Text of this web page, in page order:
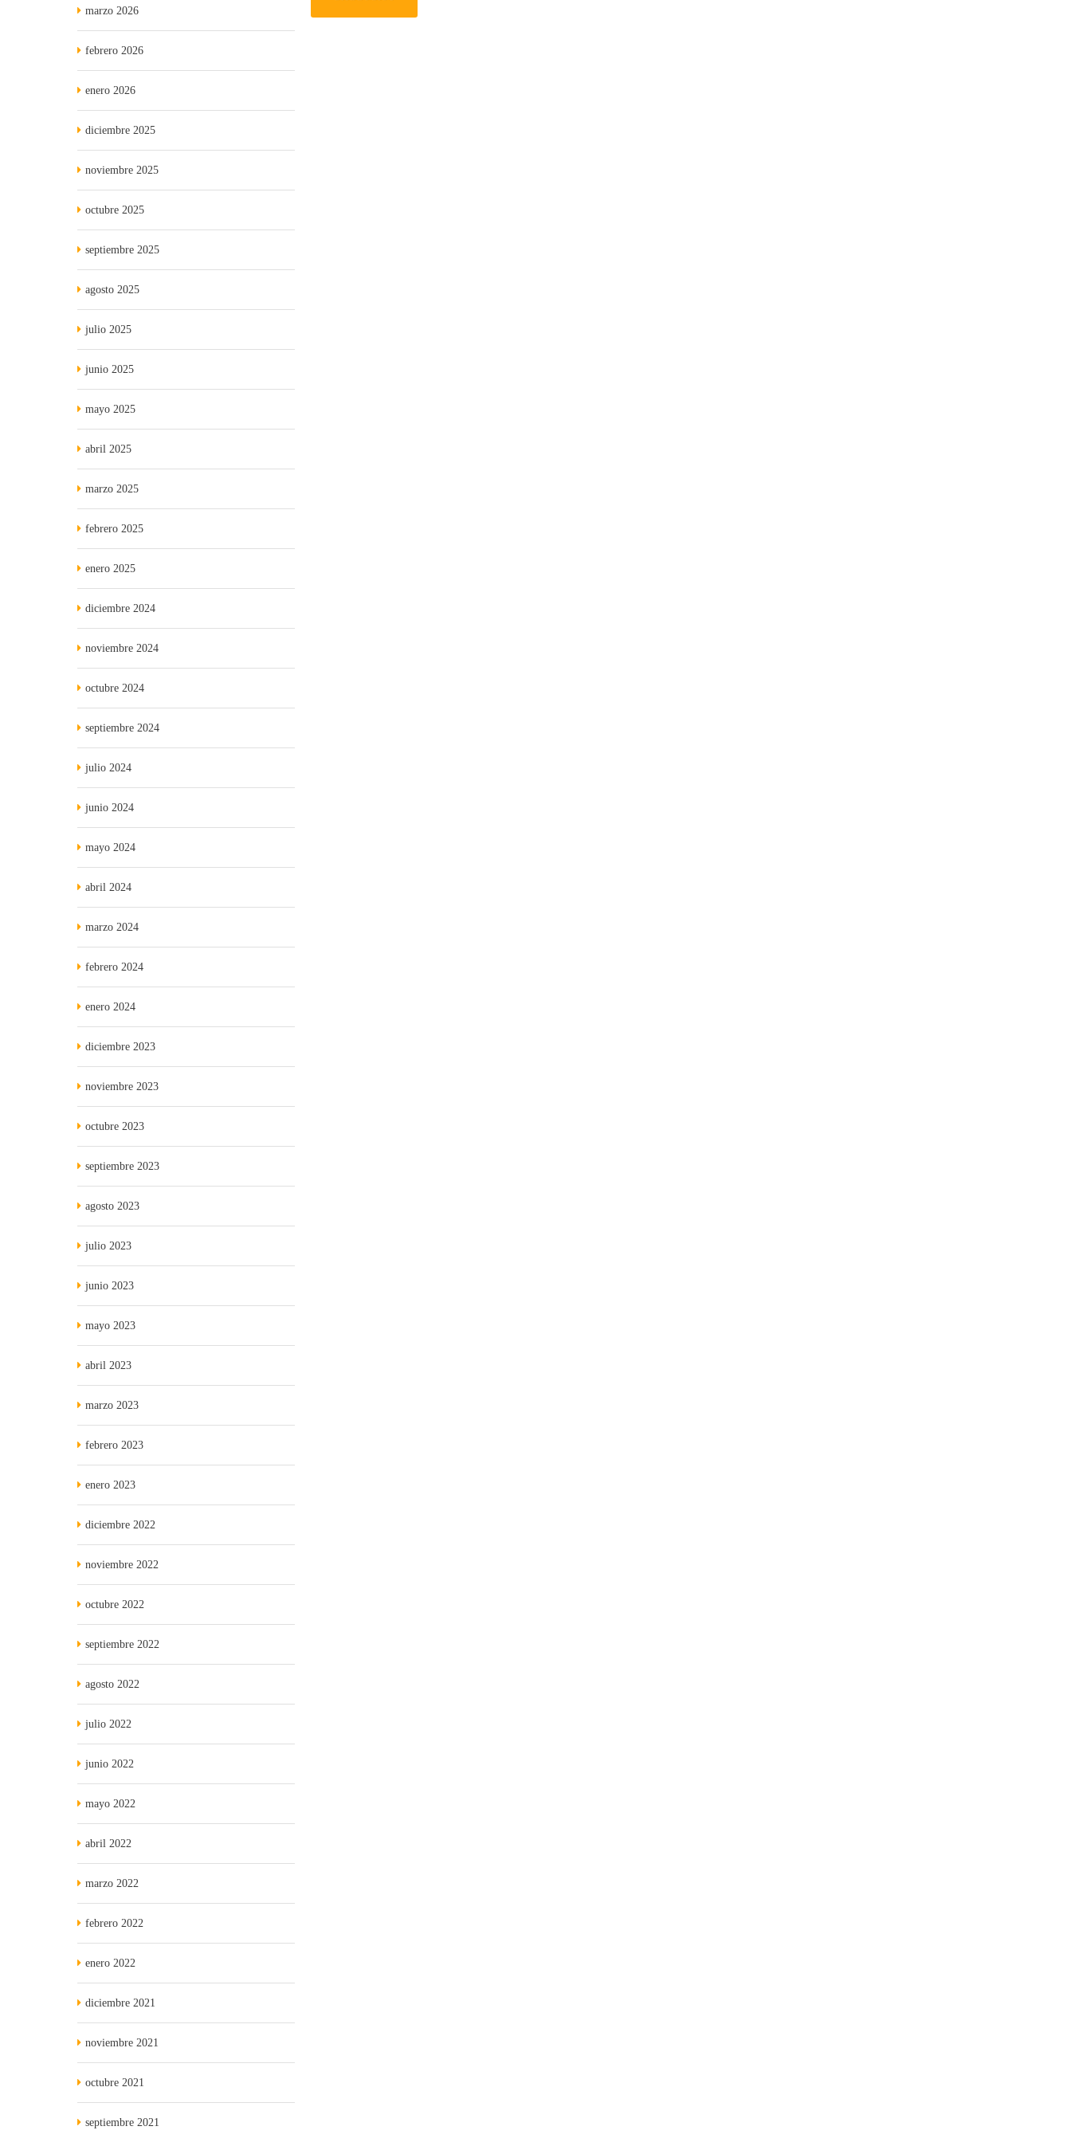
marzo 2026
febrero 2026
enero 2026
diciembre 2025
noviembre 2025
octubre 2025
septiembre 2025
agosto 2025
julio 2025
junio 2025
mayo 2025
abril 2025
marzo 2025
febrero 2025
enero 2025
diciembre 2024
noviembre 2024
octubre 2024
septiembre 2024
julio 2024
junio 2024
mayo 2024
abril 2024
marzo 2024
febrero 2024
enero 2024
diciembre 2023
noviembre 2023
octubre 2023
septiembre 2023
agosto 2023
julio 2023
junio 2023
mayo 2023
abril 2023
marzo 2023
febrero 2023
enero 2023
diciembre 2022
noviembre 2022
octubre 2022
septiembre 2022
agosto 2022
julio 2022
junio 2022
mayo 2022
abril 2022
marzo 2022
febrero 2022
enero 2022
diciembre 2021
noviembre 2021
octubre 2021
septiembre 2021